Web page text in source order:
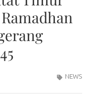
NEWS